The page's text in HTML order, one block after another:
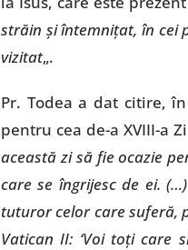
străin şi întemniţat, în cei
vizitat„.
Pr. Todea a dat citire,
pentru cea de-a XVIII-a
această zi să fie ocazie
care se îngrijesc de ei.
tuturor celor care suferă,
Vatican II: ‘Voi toţi care